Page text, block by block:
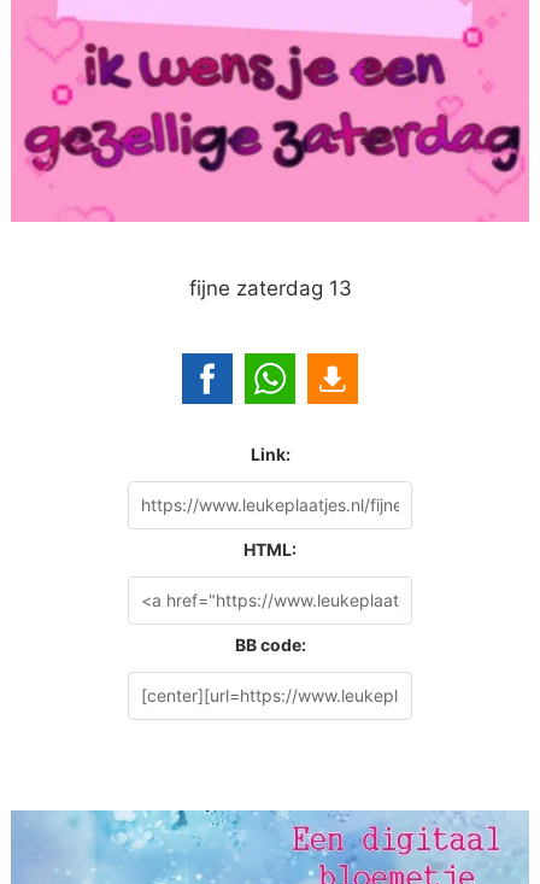
fijne zaterdag 13
Link:
HTML:
BB code: